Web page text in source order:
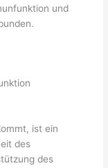
und
ist ein
des
des